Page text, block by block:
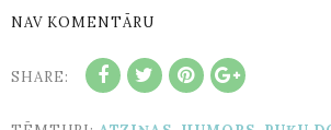
NAV KOMENTĀRU
SHARE: